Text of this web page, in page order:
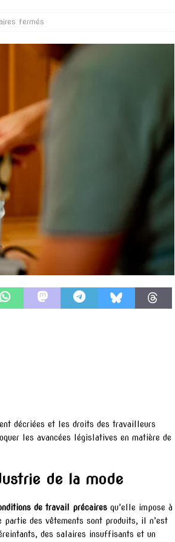
fermés
décriées et les droits des travailleurs
les avancées législatives en matière de
de la mode
de travail précaires qu’elle impose à
partie des vêtements sont produits, il n’est
des salaires insuffisants et un